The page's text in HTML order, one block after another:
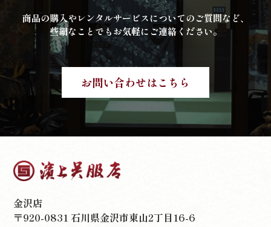
商品の購入やレンタルサービスについてのご質問など、
些細なことでもお気軽にご連絡ください。
お問い合わせはこちら
金沢店
〒920-0831 石川県金沢市東山2丁目16-6